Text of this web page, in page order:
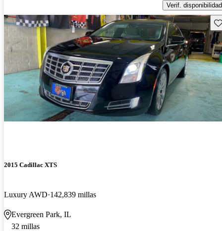
Verif. disponibilidad
2015 Cadillac XTS
Luxury AWD 142,839 millas
Evergreen Park, IL
32 millas